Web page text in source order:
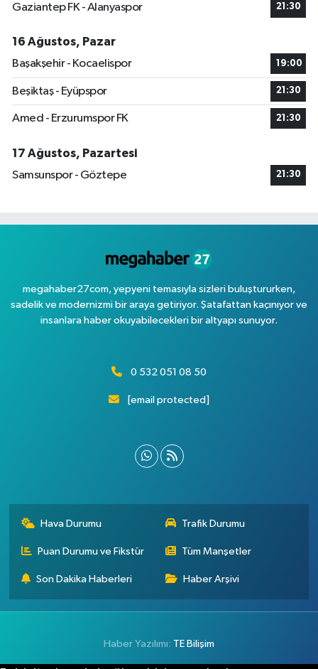
Gaziantep FK - Alanyaspor 21:30
16 Ağustos, Pazar
Başakşehir - Kocaelispor
19:00
Beşiktaş - Eyüpspor 21:30
Amed - Erzurumspor FK 21:30
17 Ağustos, Pazartesi
Samsunspor - Göztepe
21:30
megahaber27com, yepyeni temasıyla sizleri buluştururken,
sadelik ve modernizmi bir araya getiriyor. Şatafattan kaçınıyor ve
insanlara haber okuyabilecekleri bir altyapı sunuyor.
0 532 051 08 50
[email protected]
Hava Durumu Trafik Durumu
Puan Durumu ve Fikstür Tüm Manşetler
Son Dakika Haberleri Haber Arşivi
Haber Yazılımı: TE Bilişim